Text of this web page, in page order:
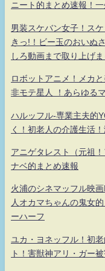
ニート的まとめ速報！
男装スケバン女子！ス
きっ!！ビー玉のおいぬ
しろ動画まで取り上げ
ロボットアニメ！メカ
非モテ星人 ！あらゆる
ハルッフル-専業主夫的
く！初老人の介護生活
アニゲタレスト（元祖
ナベ的まとめ速報
火浦のシネマッフル映
人オカマちゃんの鬼女
ーハーフ
ユカ・ヨネッフル！初
ト！害獣神アリ・ガー